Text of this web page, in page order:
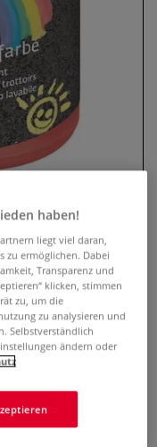
auf
in verschiedenen
ist eine flüssige
Inhalt: 200 ml.
haben!
liegt viel daran,
zu ermöglichen. Dabei
Transparenz und
klicken, stimmen
zu, um die
zu analysieren und
Selbstverständlich
ändern oder